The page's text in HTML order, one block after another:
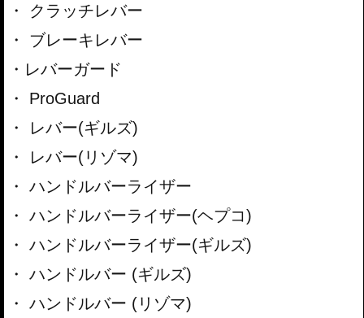
クラッチレバー
ブレーキレバー
レバーガード
ProGuard
レバー(ギルズ)
レバー(リゾマ)
ハンドルバーライザー
ハンドルバーライザー(ヘプコ)
ハンドルバーライザー(ギルズ)
ハンドルバー (ギルズ)
ハンドルバー (リゾマ)